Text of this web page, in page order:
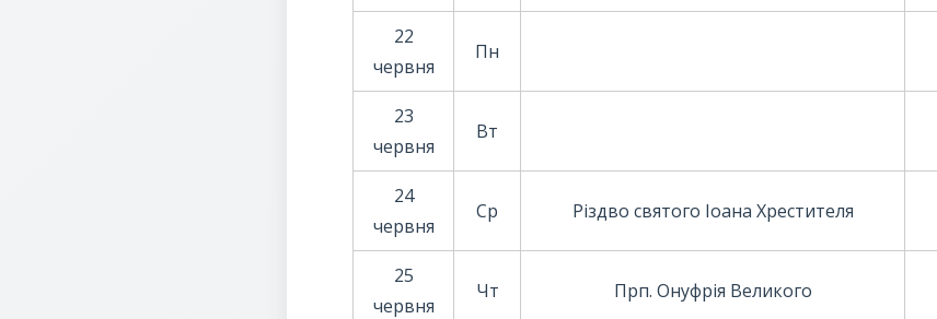
22
червня
Пн
23
червня
Вт
24
червня
Ср Різдво святого Іоана Хрестителя
25
червня
Чт Прп. Онуфрія Великого